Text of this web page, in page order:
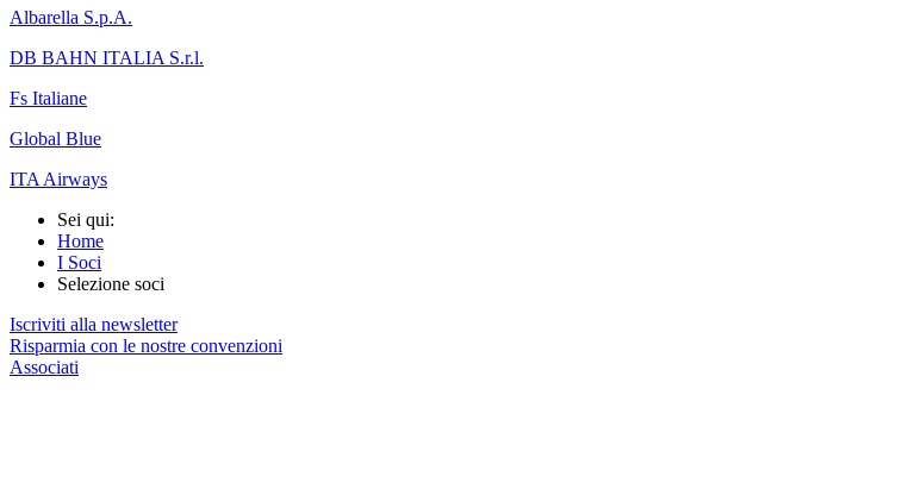
Albarella S.p.A.
DB BAHN ITALIA S.r.l.
Fs Italiane
Global Blue
ITA Airways
Sei qui:
Home
I Soci
Selezione soci
Iscriviti alla newsletter
Risparmia con le nostre convenzioni
Associati